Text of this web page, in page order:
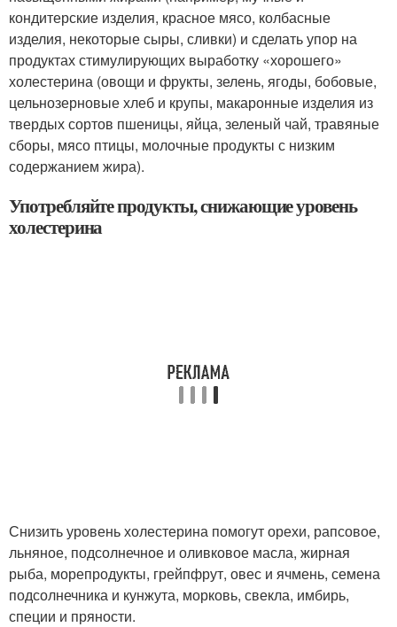
кондитерские изделия, красное мясо, колбасные
изделия, некоторые сыры, сливки) и сделать упор на
продуктах стимулирующих выработку «хорошего»
холестерина (овощи и фрукты, зелень, ягоды, бобовые,
цельнозерновые хлеб и крупы, макаронные изделия из
твердых сортов пшеницы, яйца, зеленый чай, травяные
сборы, мясо птицы, молочные продукты с низким
содержанием жира).
Употребляйте продукты, снижающие уровень
холестерина
Снизить уровень холестерина помогут орехи, рапсовое,
льняное, подсолнечное и оливковое масла, жирная
рыба, морепродукты, грейпфрут, овес и ячмень, семена
подсолнечника и кунжута, морковь, свекла, имбирь,
специи и пряности.